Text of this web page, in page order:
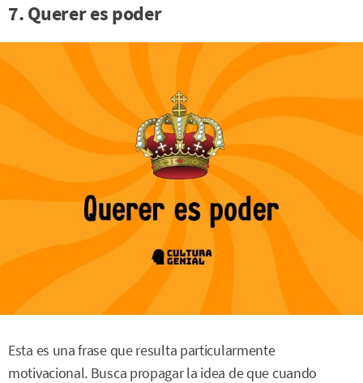
7. Querer es poder
Esta es una frase que resulta particularmente
motivacional. Busca propagar la idea de que cuando